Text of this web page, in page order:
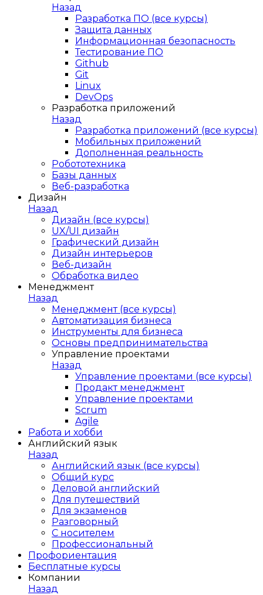
Назад
Разработка ПО (все курсы)
Защита данных
Информационная безопасность
Тестирование ПО
Github
Git
Linux
DevOps
Разработка приложений
Назад
Разработка приложений (все курсы)
Мобильных приложений
Дополненная реальность
Робототехника
Базы данных
Веб-разработка
Дизайн
Назад
Дизайн (все курсы)
UX/UI дизайн
Графический дизайн
Дизайн интерьеров
Веб-дизайн
Обработка видео
Менеджмент
Назад
Менеджмент (все курсы)
Автоматизация бизнеса
Инструменты для бизнеса
Основы предпринимательства
Управление проектами
Назад
Управление проектами (все курсы)
Продакт менеджмент
Управление проектами
Scrum
Agile
Работа и хобби
Английский язык
Назад
Английский язык (все курсы)
Общий курс
Деловой английский
Для путешествий
Для экзаменов
Разговорный
С носителем
Профессиональный
Профориентация
Бесплатные курсы
Компании
Назад